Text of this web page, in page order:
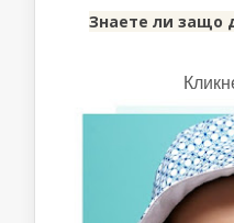
Знаете ли защо